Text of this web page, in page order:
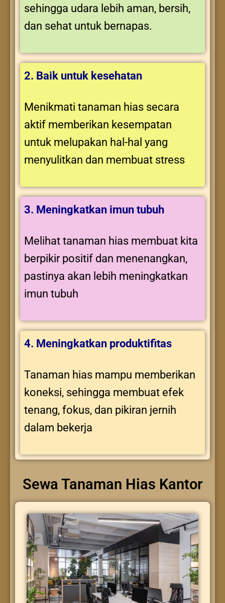
sehingga udara lebih aman, bersih,
dan sehat untuk bernapas.
2. Baik untuk kesehatan
Menikmati tanaman hias secara
aktif memberikan kesempatan
untuk melupakan hal-hal yang
menyulitkan dan membuat stress
3. Meningkatkan imun tubuh
Melihat tanaman hias membuat kita
berpikir positif dan menenangkan,
pastinya akan lebih meningkatkan
imun tubuh
4. Meningkatkan produktifitas
Tanaman hias mampu memberikan
koneksi, sehingga membuat efek
tenang, fokus, dan pikiran jernih
dalam bekerja
Sewa Tanaman Hias Kantor